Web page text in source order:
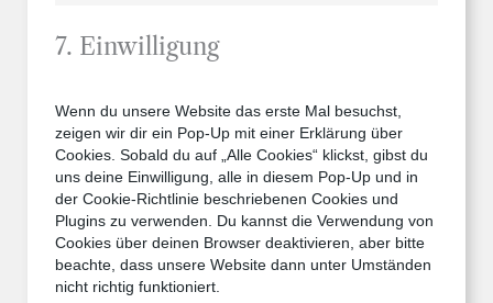
7. Einwilligung
Wenn du unsere Website das erste Mal besuchst,
zeigen wir dir ein Pop-Up mit einer Erklärung über
Cookies. Sobald du auf „Alle Cookies“ klickst, gibst du
uns deine Einwilligung, alle in diesem Pop-Up und in
der Cookie-Richtlinie beschriebenen Cookies und
Plugins zu verwenden. Du kannst die Verwendung von
Cookies über deinen Browser deaktivieren, aber bitte
beachte, dass unsere Website dann unter Umständen
nicht richtig funktioniert.